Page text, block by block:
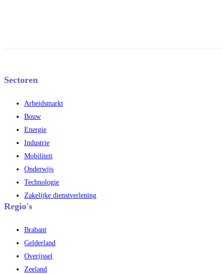
Sectoren
Arbeidsmarkt
Bouw
Energie
Industrie
Mobiliteit
Onderwijs
Technologie
Zakelijke dienstverlening
Regio's
Brabant
Gelderland
Overijssel
Zeeland